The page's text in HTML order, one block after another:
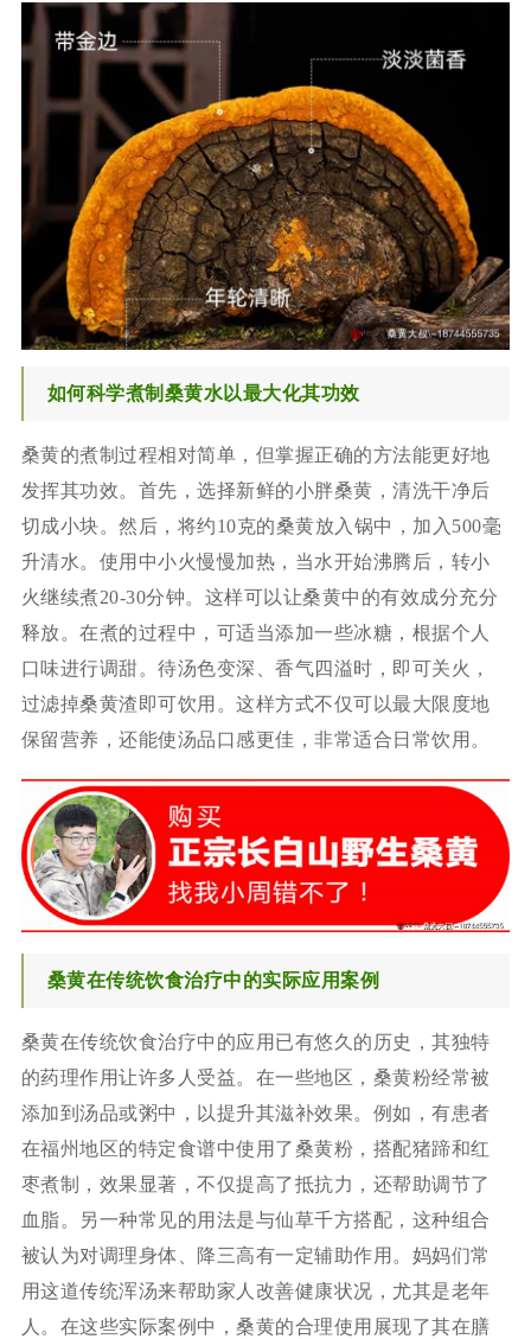
如何科学煮制桑黄水以最大化其功效
桑黄的煮制过程相对简单，但掌握正确的方法能更好地
发挥其功效。首先，选择新鲜的小胖桑黄，清洗干净后
切成小块。然后，将约10克的桑黄放入锅中，加入500毫
升清水。使用中小火慢慢加热，当水开始沸腾后，转小
火继续煮20-30分钟。这样可以让桑黄中的有效成分充分
释放。在煮的过程中，可适当添加一些冰糖，根据个人
口味进行调甜。待汤色变深、香气四溢时，即可关火，
过滤掉桑黄渣即可饮用。这样方式不仅可以最大限度地
保留营养，还能使汤品口感更佳，非常适合日常饮用。
桑黄在传统饮食治疗中的实际应用案例
桑黄在传统饮食治疗中的应用已有悠久的历史，其独特
的药理作用让许多人受益。在一些地区，桑黄粉经常被
添加到汤品或粥中，以提升其滋补效果。例如，有患者
在福州地区的特定食谱中使用了桑黄粉，搭配猪蹄和红
枣煮制，效果显著，不仅提高了抵抗力，还帮助调节了
血脂。另一种常见的用法是与仙草千方搭配，这种组合
被认为对调理身体、降三高有一定辅助作用。妈妈们常
用这道传统浑汤来帮助家人改善健康状况，尤其是老年
人。在这些实际案例中，桑黄的合理使用展现了其在膳